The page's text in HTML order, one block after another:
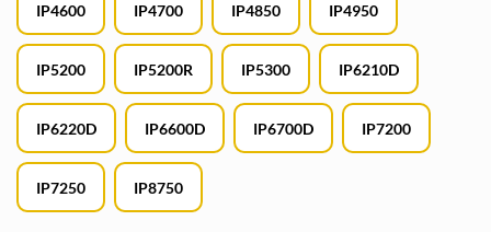
IP4600 IP4700 IP4850 IP4950
IP5200 IP5200R IP5300 IP6210D
IP6220D IP6600D IP6700D IP7200
IP7250 IP8750